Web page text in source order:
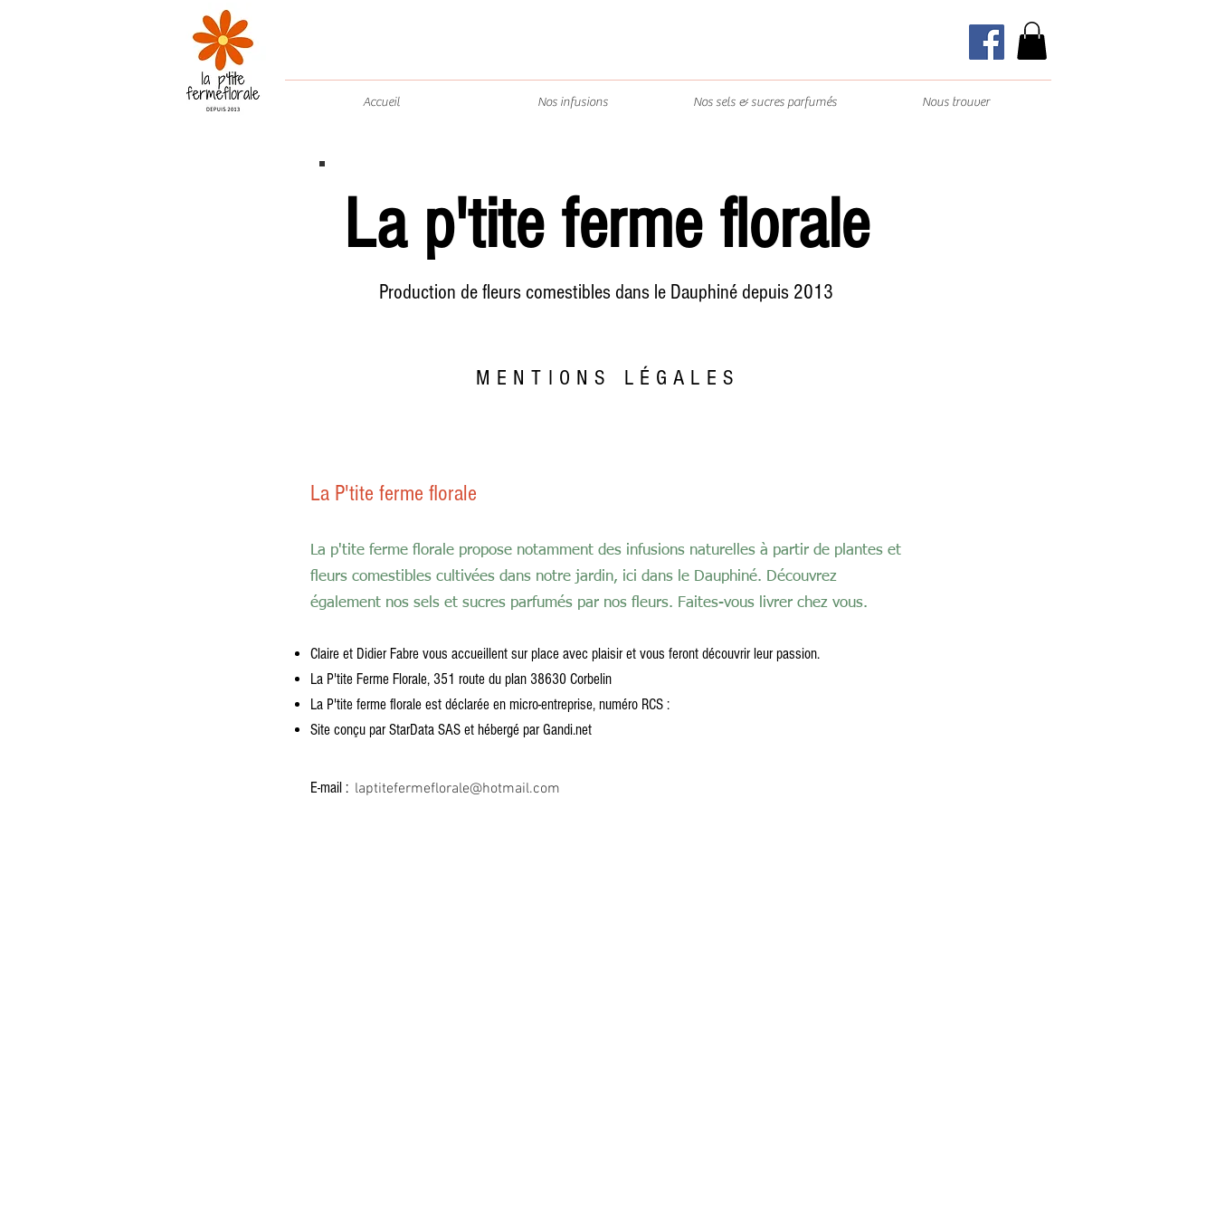
Accueil Nos infusions Nos sels & sucres parfumés Nous trouver
La p'tite ferme florale
Production de fleurs comestibles dans le Dauphiné depuis 2013
MENTIONS LÉGALES
La P'tite ferme florale​
La p'tite ferme florale propose notamment des infusions naturelles à partir de plantes et
fleurs comestibles cultivées dans notre jardin, ici dans le Dauphiné. Découvrez
également nos sels et sucres parfumés par nos fleurs. Faites-vous livrer chez vous.​
Claire et Didier Fabre vous accueillent sur place avec plaisir et vous feront découvrir leur passion.
La P'tite Ferme Florale, 351 route du plan 38630 Corbelin
La P'tite ferme florale est déclarée en micro-entreprise, numéro RCS :
Site conçu par StarData SAS et hébergé par Gandi.net
E-mail : laptitefermeflorale@hotmail.com